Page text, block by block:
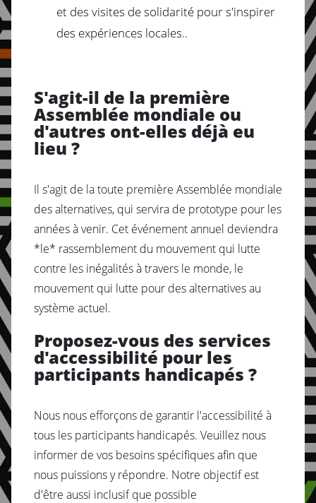
et des visites de solidarité pour s'inspirer
des expériences locales..
S'agit-il de la première
Assemblée mondiale ou
d'autres ont-elles déjà eu
lieu ?
Il s'agit de la toute première Assemblée mondiale
des alternatives, qui servira de prototype pour les
années à venir. Cet événement annuel deviendra
*le* rassemblement du mouvement qui lutte
contre les inégalités à travers le monde, le
mouvement qui lutte pour des alternatives au
système actuel.
Proposez-vous des services
d'accessibilité pour les
participants handicapés ?
Nous nous efforçons de garantir l'accessibilité à
tous les participants handicapés. Veuillez nous
informer de vos besoins spécifiques afin que
nous puissions y répondre. Notre objectif est
d'être aussi inclusif que possible